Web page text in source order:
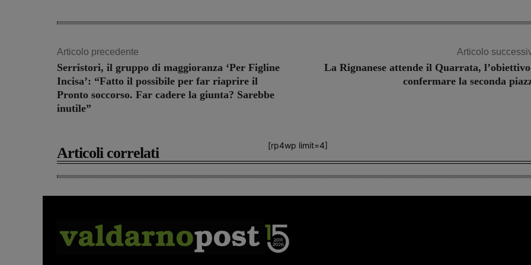
Articolo precedente
Serristori, il gruppo di maggioranza ‘Per Figline
Incisa’: “Fatto il possibile per far riaprire il
Pronto soccorso. Far cadere la giunta? Sarebbe
inutile”
Articolo
La Rignanese attende il Quarrata,
confermare la seconda
[rp4wp limit=4]
Articoli correlati